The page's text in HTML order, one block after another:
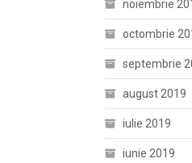
noiembrie
octombrie
septembrie
august 2019
iulie 2019
iunie 2019